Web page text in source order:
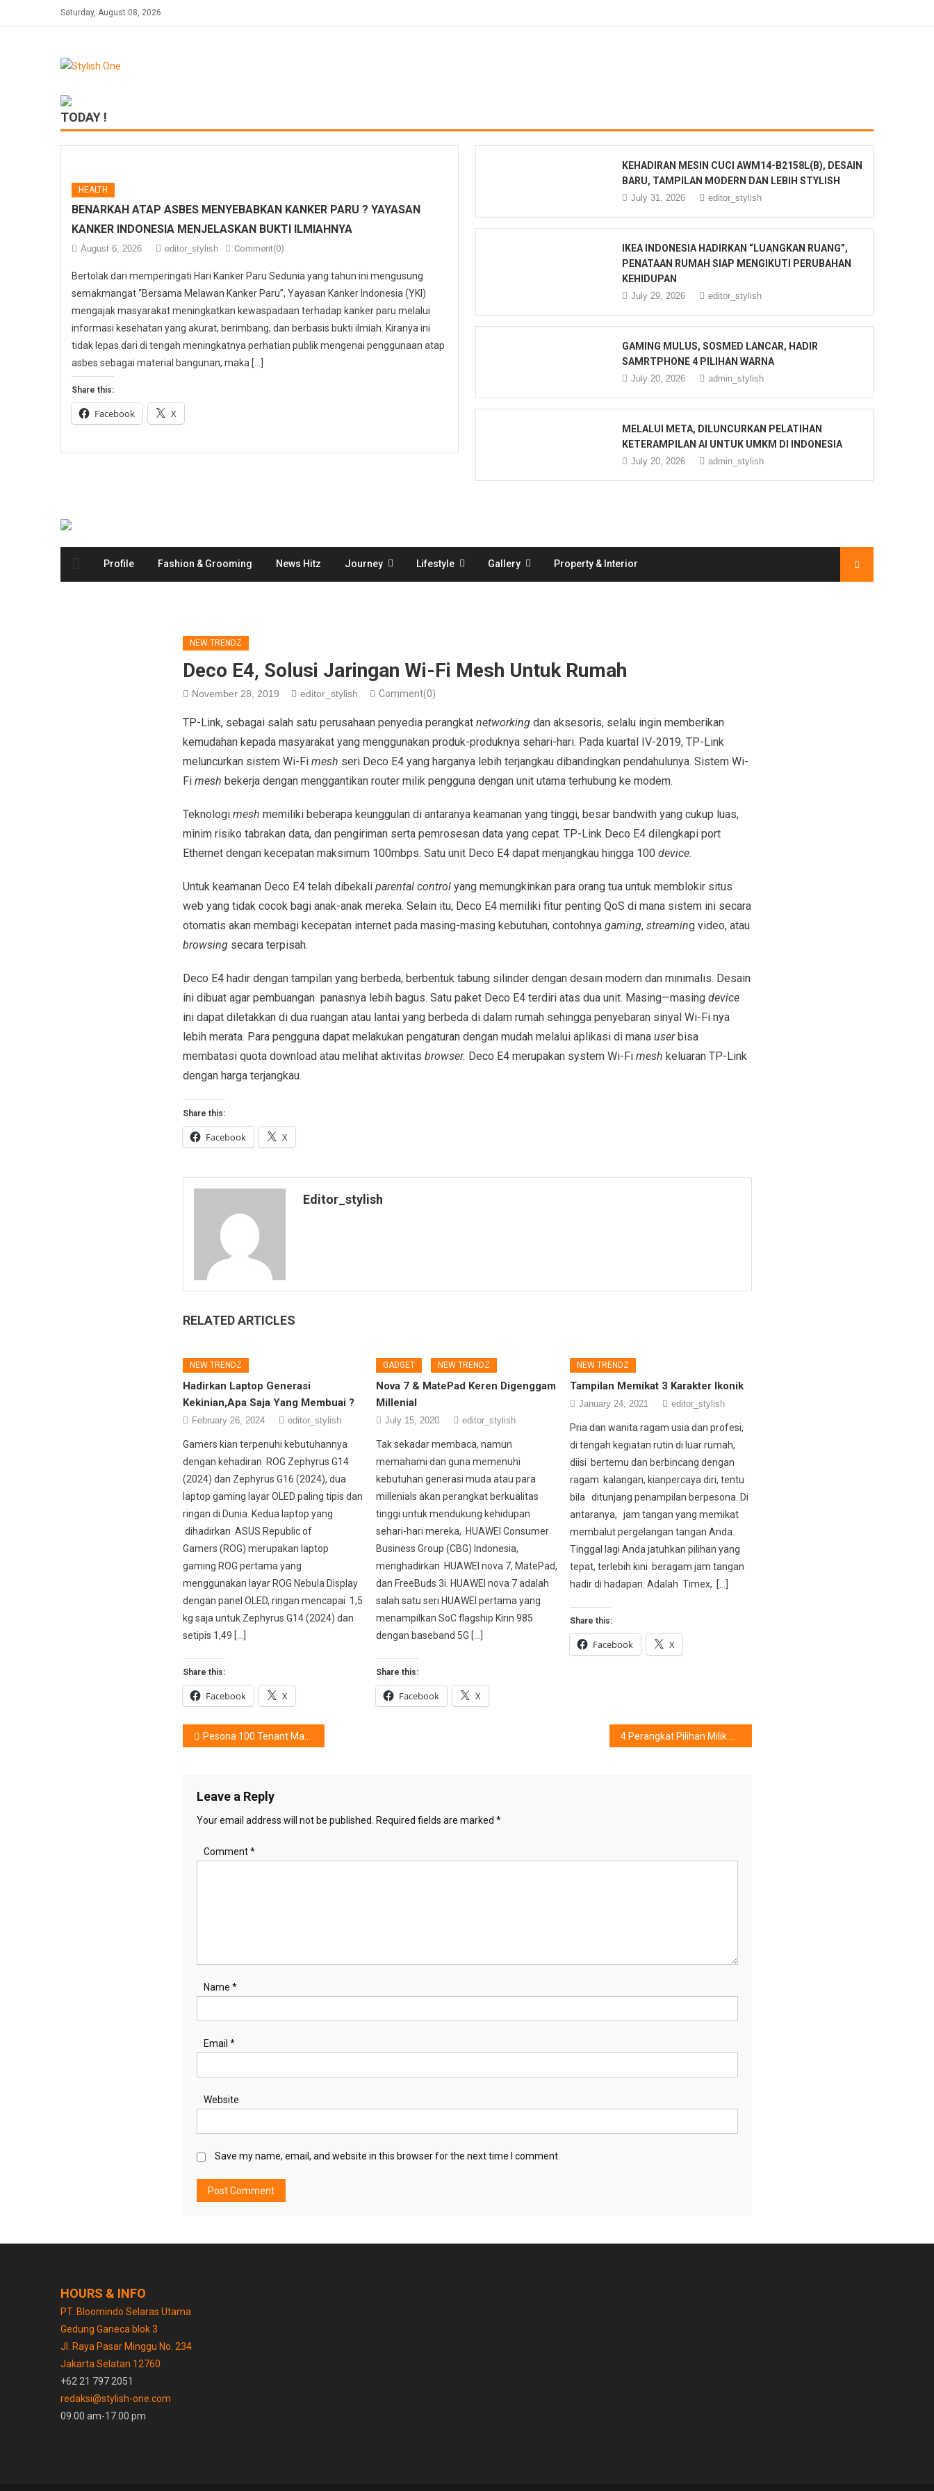
to
Saturday, August 08, 2026
TODAY !
HEALTH
BENARKAH ATAP ASBES MENYEBABKAN KANKER PARU ? YAYASAN
KANKER INDONESIA MENJELASKAN BUKTI ILMIAHNYA
August 6, 2026 editor_stylish Comment(0)
Bertolak dari memperingati Hari Kanker Paru Sedunia yang tahun ini mengusung
semakmangat “Bersama Melawan Kanker Paru”, Yayasan Kanker Indonesia (YKI)
mengajak masyarakat meningkatkan kewaspadaan terhadap kanker paru melalui
informasi kesehatan yang akurat, berimbang, dan berbasis bukti ilmiah. Kiranya ini
tidak lepas dari di tengah meningkatnya perhatian publik mengenai penggunaan atap
asbes sebagai material bangunan, maka […]
Share this:
Facebook X
KEHADIRAN MESIN CUCI AWM14-B2158L(B), DESAIN
BARU, TAMPILAN MODERN DAN LEBIH STYLISH
July 31, 2026 editor_stylish
IKEA INDONESIA HADIRKAN “LUANGKAN RUANG”,
PENATAAN RUMAH SIAP MENGIKUTI PERUBAHAN
KEHIDUPAN
July 29, 2026 editor_stylish
GAMING MULUS, SOSMED LANCAR, HADIR
SAMRTPHONE 4 PILIHAN WARNA
July 20, 2026 admin_stylish
MELALUI META, DILUNCURKAN PELATIHAN
KETERAMPILAN AI UNTUK UMKM DI INDONESIA
July 20, 2026 admin_stylish
Profile Fashion & Grooming News Hitz Journey Lifestyle Gallery Property & Interior
NEW TRENDZ
Deco E4, Solusi Jaringan Wi-Fi Mesh Untuk Rumah
November 28, 2019 editor_stylish Comment(0)
TP-Link, sebagai salah satu perusahaan penyedia perangkat networkingdan aksesoris, selalu ingin memberikan
kemudahan kepada masyarakat yang menggunakan produk-produknya sehari-hari. Pada kuartal IV-2019, TP-Link
meluncurkan sistem Wi-Fi mesh seri Deco E4 yang harganya lebih terjangkau dibandingkan pendahulunya. Sistem Wi-
Fi mesh bekerja dengan menggantikan router milik pengguna dengan unit utama terhubung ke modem.
Teknologi mesh memiliki beberapa keunggulan di antaranya keamanan yang tinggi, besar bandwith yang cukup luas,
minim risiko tabrakan data, dan pengiriman serta pemrosesan data yang cepat. TP-Link Deco E4 dilengkapi port
Ethernet dengan kecepatan maksimum 100mbps. Satu unit Deco E4 dapat menjangkau hingga 100 device.
Untuk keamanan Deco E4 telah dibekali parental controlyang memungkinkan para orang tua untuk memblokir situs
web yang tidak cocok bagi anak-anak mereka. Selain itu, Deco E4 memiliki fitur penting QoS di mana sistem ini secara
otomatis akan membagi kecepatan internet pada masing-masing kebutuhan, contohnya gaming, streaming video, atau
browsing secara terpisah.
Deco E4 hadir dengan tampilan yang berbeda, berbentuk tabung silinder dengan desain modern dan minimalis. Desain
ini dibuat agar pembuangan panasnya lebih bagus. Satu paket Deco E4 terdiri atas dua unit. Masing—masing device
ini dapat diletakkan di dua ruangan atau lantai yang berbeda di dalam rumah sehingga penyebaran sinyal Wi-Fi nya
lebih merata. Para pengguna dapat melakukan pengaturan dengan mudah melalui aplikasi di mana userbisa
membatasi quota download atau melihat aktivitas browser. Deco E4 merupakan system Wi-Fi mesh keluaran TP-Link
dengan harga terjangkau.
Share this:
Facebook X
Editor_stylish
RELATED ARTICLES
NEW TRENDZ
Hadirkan Laptop Generasi
Kekinian,Apa Saja Yang Membuai ?
February 26, 2024 editor_stylish
Gamers kian terpenuhi kebutuhannya
dengan kehadiran ROG Zephyrus G14
(2024) dan Zephyrus G16 (2024), dua
laptop gaming layar OLED paling tipis dan
ringan di Dunia. Kedua laptop yang
dihadirkan ASUS Republic of
Gamers (ROG) merupakan laptop
gaming ROG pertama yang
menggunakan layar ROG Nebula Display
dengan panel OLED, ringan mencapai 1,5
kg saja untuk Zephyrus G14 (2024) dan
setipis 1,49 […]
Share this:
Facebook X
GADGET NEW TRENDZ
Nova 7 & MatePad Keren Digenggam
Millenial
July 15, 2020 editor_stylish
Tak sekadar membaca, namun
memahami dan guna memenuhi
kebutuhan generasi muda atau para
millenials akan perangkat berkualitas
tinggi untuk mendukung kehidupan
sehari-hari mereka, HUAWEI Consumer
Business Group (CBG) Indonesia,
menghadirkan HUAWEI nova 7, MatePad,
dan FreeBuds 3i. HUAWEI nova 7 adalah
salah satu seri HUAWEI pertama yang
menampilkan SoC flagship Kirin 985
dengan baseband 5G […]
Share this:
Facebook X
NEW TRENDZ
Tampilan Memikat 3 Karakter Ikonik
January 24, 2021 editor_stylish
Pria dan wanita ragam usia dan profesi,
di tengah kegiatan rutin di luar rumah,
diisi bertemu dan berbincang dengan
ragam kalangan, kianpercaya diri, tentu
bila ditunjang penampilan berpesona. Di
antaranya, jam tangan yang memikat
membalut pergelangan tangan Anda.
Tinggal lagi Anda jatuhkan pilihan yang
tepat, terlebih kini beragam jam tangan
hadir di hadapan. Adalah Timex, […]
Share this:
Facebook X
Post
Pesona 100 Tenant Makanan @Gading Festival Sedayu City
Leave a Reply
Your email address will not be published. Required fields are marked *
Comment*
Name *
Email *
Website
Save my name, email, and website in this browser for the next time I comment.
HOURS & INFO
PT. Bloomindo Selaras Utama
Gedung Ganeca blok 3
Jl. Raya Pasar Minggu No. 234
Jakarta Selatan 12760
+62 21 797 2051
redaksi@stylish-one.com
09.00 am-17.00 pm